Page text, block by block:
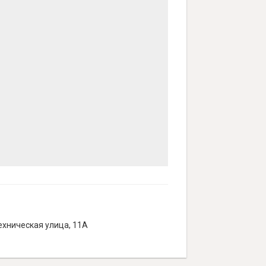
улица, 11А